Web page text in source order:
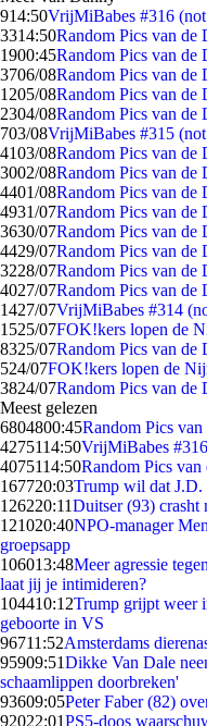
914:50VrijMiBabes #316
3314:50Random Pics van de
1900:45Random Pics van de
3706/08Random Pics van de
1205/08Random Pics van de
2304/08Random Pics van de
703/08VrijMiBabes #315
4103/08Random Pics van de
3002/08Random Pics van de
4401/08Random Pics van de
4931/07Random Pics van de
3630/07Random Pics van de
4429/07Random Pics van de
3228/07Random Pics van de
4027/07Random Pics van de
1427/07VrijMiBabes #314
1525/07FOK!kers lopen de
8325/07Random Pics van de
524/07FOK!kers lopen de
3824/07Random Pics van de
Meest gelezen
6804800:45Random Pics
4275114:50VrijMiBabes
4075114:50Random Pics
167720:03Trump wil dat J.D.
126220:11Duitser (93) crasht
121020:40NPO-manager
groepsapp
106013:48Meer agressie
laat jij je intimideren?
104410:12Trump grijpt weer
geboorte in VS
96711:52Amsterdams
95909:51Dikke Van Dale
schaamlippen doorbreken'
93609:05Peter Faber (82)
92022:01PS5-doos